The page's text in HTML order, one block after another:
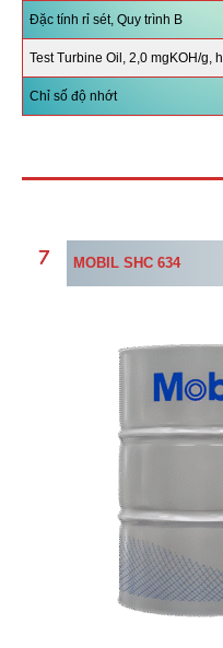
Đặc tính rỉ sét, Quy trình B
Test Turbine Oil, 2,0 mgKOH/g, h
Chỉ số độ nhớt
MOBIL SHC 634